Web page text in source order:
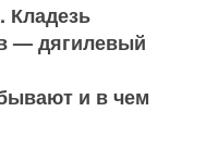
Кладезь
— дягилевый
и в чем